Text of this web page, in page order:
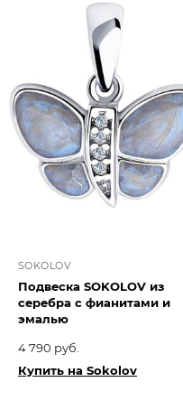
SOKOLOV
Подвеска SOKOLOV из
серебра с фианитами и
эмалью
4 790 руб.
Купить на Sokolov